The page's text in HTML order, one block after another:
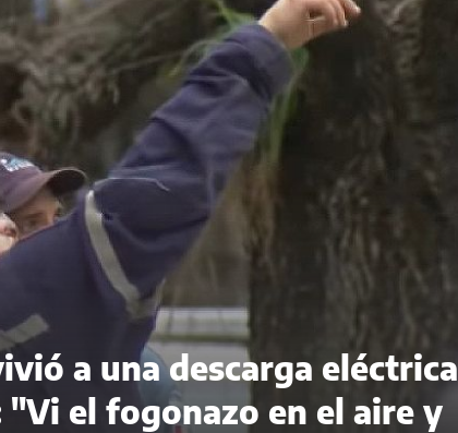
a una descarga eléctrica
el fogonazo en el aire y